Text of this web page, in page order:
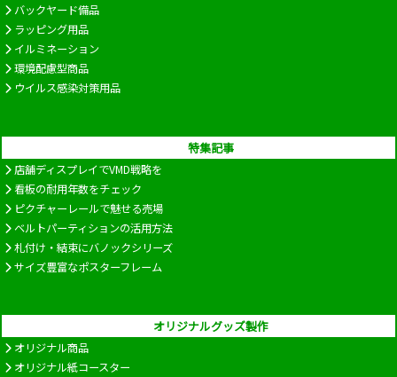
バックヤード備品
ラッピング用品
イルミネーション
環境配慮型商品
ウイルス感染対策用品
特集記事
店舗ディスプレイでVMD戦略を
看板の耐用年数をチェック
ピクチャーレールで魅せる売場
ベルトパーティションの活用方法
札付け・結束にバノックシリーズ
サイズ豊富なポスターフレーム
オリジナルグッズ製作
オリジナル商品
オリジナル紙コースター